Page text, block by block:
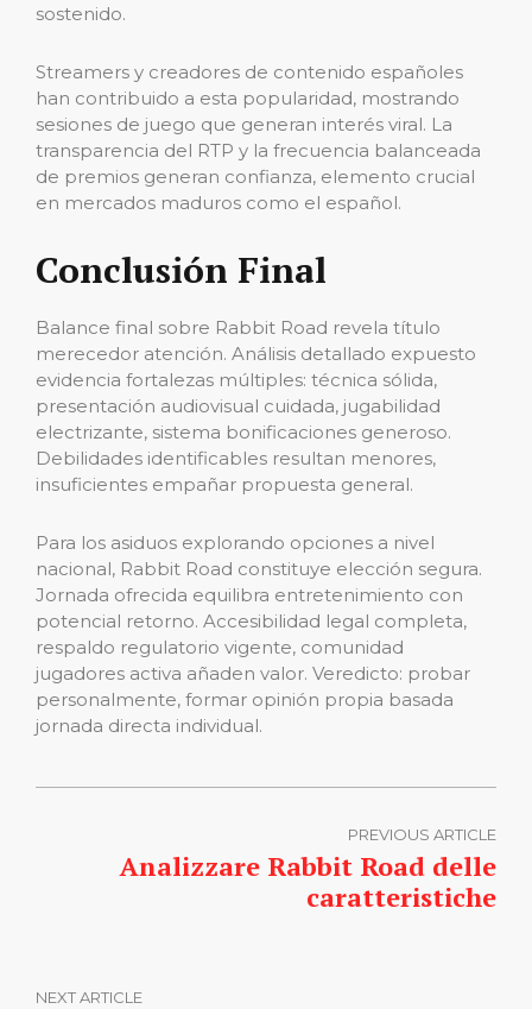
sostenido.
Streamers y creadores de contenido españoles
han contribuido a esta popularidad, mostrando
sesiones de juego que generan interés viral. La
transparencia del RTP y la frecuencia balanceada
de premios generan confianza, elemento crucial
en mercados maduros como el español.
Conclusión Final
Balance final sobre Rabbit Road revela título
merecedor atención. Análisis detallado expuesto
evidencia fortalezas múltiples: técnica sólida,
presentación audiovisual cuidada, jugabilidad
electrizante, sistema bonificaciones generoso.
Debilidades identificables resultan menores,
insuficientes empañar propuesta general.
Para los asiduos explorando opciones a nivel
nacional, Rabbit Road constituye elección segura.
Jornada ofrecida equilibra entretenimiento con
potencial retorno. Accesibilidad legal completa,
respaldo regulatorio vigente, comunidad
jugadores activa añaden valor. Veredicto: probar
personalmente, formar opinión propia basada
jornada directa individual.
PREVIOUS ARTICLE
Analizzare Rabbit Road delle
caratteristiche
NEXT ARTICLE